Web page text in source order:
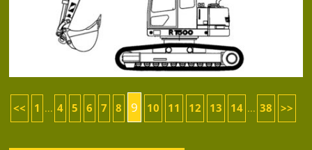
<< 1 ... 4 5 6 7 8 9 10 11 12 13 14 ... 38 >>